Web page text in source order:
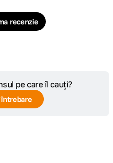
recenzie
pe care îl cauți?
întrebare